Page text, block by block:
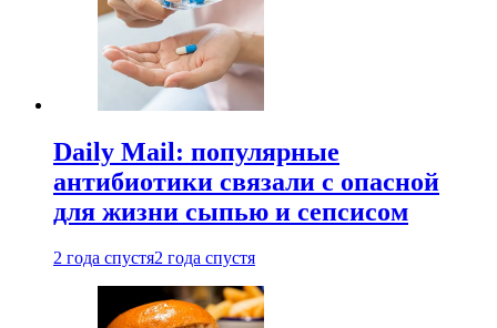
Daily Mail: популярные
антибиотики связали с опасной
для жизни сыпью и сепсисом
2 года спустя2 года спустя